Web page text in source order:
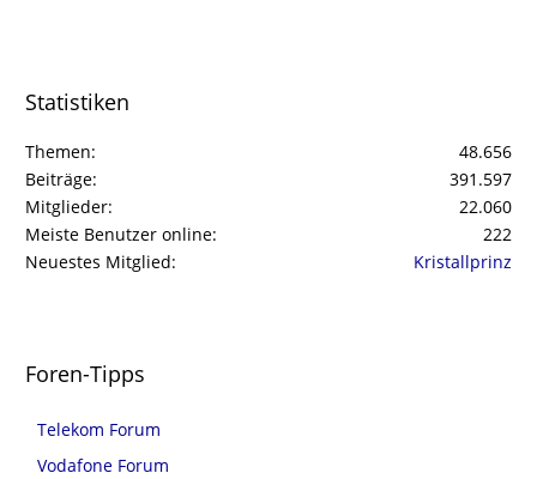
Statistiken
Themen
48.656
Beiträge
391.597
Mitglieder
22.060
Meiste Benutzer online
222
Neuestes Mitglied
Kristallprinz
Foren-Tipps
Telekom Forum
Vodafone Forum